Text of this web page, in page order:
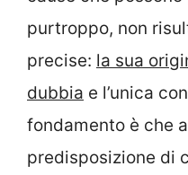
purtroppo, non
precise: la sua
dubbia e l’unica
fondamento è che
predisposizione di